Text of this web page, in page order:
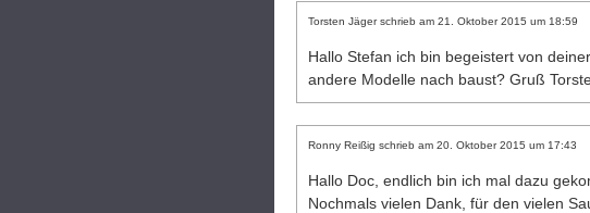
Torsten Jägerschrieb am 21. Oktober 2015 um 18:59
Hallo Stefan ich bin begeistert von
andere Modelle nach baust? Gruß
Ronny Reißig schrieb am 20. Oktober 2015 um 17:43
Hallo Doc, endlich bin ich mal dazu
Nochmals vielen Dank, für den vielen